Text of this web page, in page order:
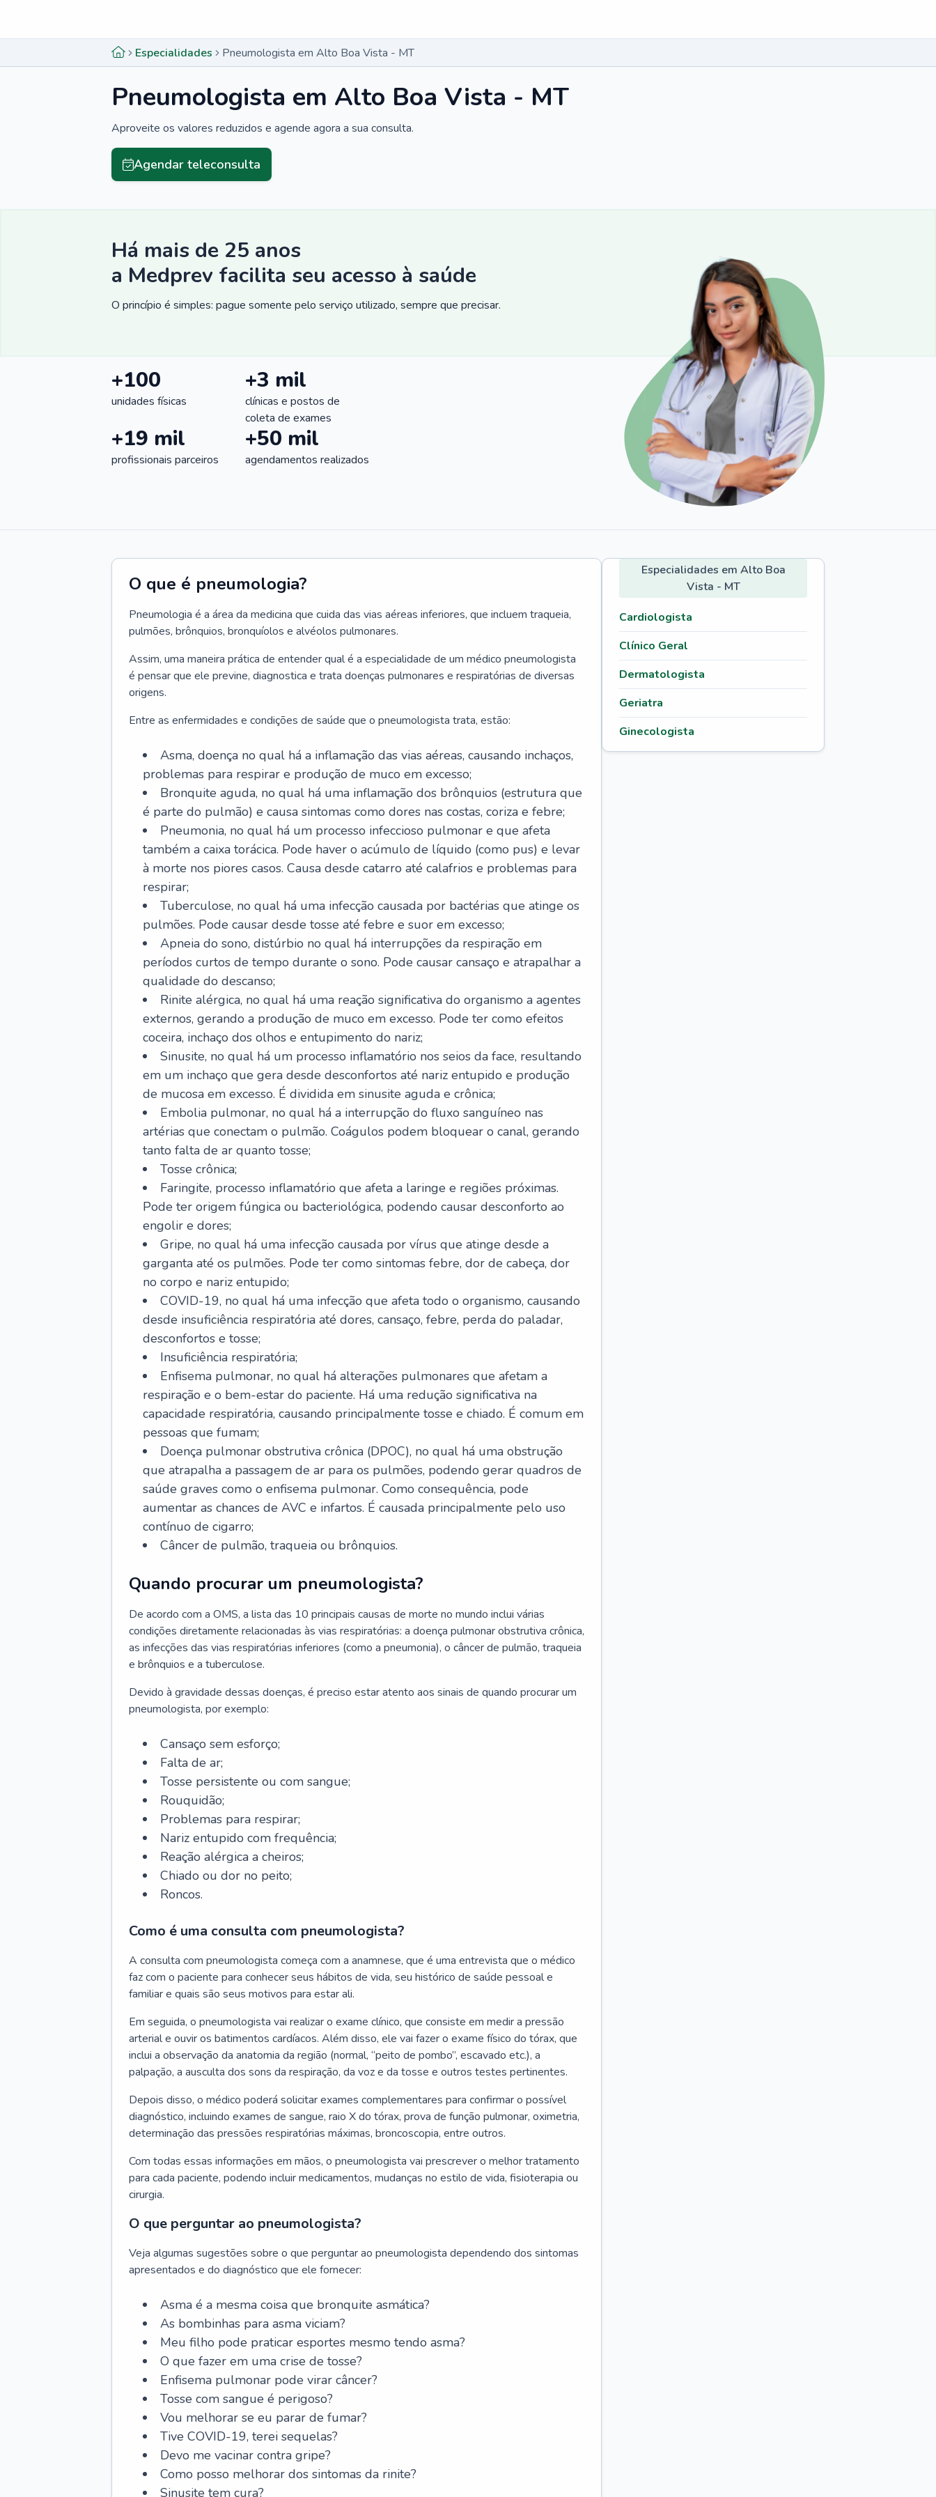
Especialidades Pneumologista em Alto Boa Vista - MT
Pneumologista em Alto Boa Vista - MT
Aproveite os valores reduzidos e agende agora a sua consulta.
Agendar teleconsulta
Há mais de 25 anos
a Medprev facilita seu acesso à saúde
O princípio é simples: pague somente pelo serviço utilizado, sempre que precisar.
+100
unidades físicas
+3 mil
clínicas e postos de
coleta de exames
+19 mil
profissionais parceiros
+50 mil
agendamentos realizados
O que é pneumologia?
Pneumologia é a área da medicina que cuida das vias aéreas inferiores, que incluem traqueia,
pulmões, brônquios, bronquíolos e alvéolos pulmonares.
Assim, uma maneira prática de entender qual é a especialidade de um médico pneumologista
é pensar que ele previne, diagnostica e trata doenças pulmonares e respiratórias de diversas
origens.
Entre as enfermidades e condições de saúde que o pneumologista trata, estão:
Asma, doença no qual há a inflamação das vias aéreas, causando inchaços,
problemas para respirar e produção de muco em excesso;
Bronquite aguda, no qual há uma inflamação dos brônquios (estrutura que
é parte do pulmão) e causa sintomas como dores nas costas, coriza e febre;
Pneumonia, no qual há um processo infeccioso pulmonar e que afeta
também a caixa torácica. Pode haver o acúmulo de líquido (como pus) e levar
à morte nos piores casos. Causa desde catarro até calafrios e problemas para
respirar;
Tuberculose, no qual há uma infecção causada por bactérias que atinge os
pulmões. Pode causar desde tosse até febre e suor em excesso;
Apneia do sono, distúrbio no qual há interrupções da respiração em
períodos curtos de tempo durante o sono. Pode causar cansaço e atrapalhar a
qualidade do descanso;
Rinite alérgica, no qual há uma reação significativa do organismo a agentes
externos, gerando a produção de muco em excesso. Pode ter como efeitos
coceira, inchaço dos olhos e entupimento do nariz;
Sinusite, no qual há um processo inflamatório nos seios da face, resultando
em um inchaço que gera desde desconfortos até nariz entupido e produção
de mucosa em excesso. É dividida em sinusite aguda e crônica;
Embolia pulmonar, no qual há a interrupção do fluxo sanguíneo nas
artérias que conectam o pulmão. Coágulos podem bloquear o canal, gerando
tanto falta de ar quanto tosse;
Tosse crônica;
Faringite, processo inflamatório que afeta a laringe e regiões próximas.
Pode ter origem fúngica ou bacteriológica, podendo causar desconforto ao
engolir e dores;
Gripe, no qual há uma infecção causada por vírus que atinge desde a
garganta até os pulmões. Pode ter como sintomas febre, dor de cabeça, dor
no corpo e nariz entupido;
COVID-19, no qual há uma infecção que afeta todo o organismo, causando
desde insuficiência respiratória até dores, cansaço, febre, perda do paladar,
desconfortos e tosse;
Insuficiência respiratória;
Enfisema pulmonar, no qual há alterações pulmonares que afetam a
respiração e o bem-estar do paciente. Há uma redução significativa na
capacidade respiratória, causando principalmente tosse e chiado. É comum em
pessoas que fumam;
Doença pulmonar obstrutiva crônica (DPOC), no qual há uma obstrução
que atrapalha a passagem de ar para os pulmões, podendo gerar quadros de
saúde graves como o enfisema pulmonar. Como consequência, pode
aumentar as chances de AVC e infartos. É causada principalmente pelo uso
contínuo de cigarro;
Câncer de pulmão, traqueia ou brônquios.
Quando procurar um pneumologista?
De acordo com a OMS, a lista das 10 principais causas de morte no mundo inclui várias
condições diretamente relacionadas às vias respiratórias: a doença pulmonar obstrutiva crônica,
as infecções das vias respiratórias inferiores (como a pneumonia), o câncer de pulmão, traqueia
e brônquios e a tuberculose.
Devido à gravidade dessas doenças, é preciso estar atento aos sinais de quando procurar um
pneumologista, por exemplo:
Cansaço sem esforço;
Falta de ar;
Tosse persistente ou com sangue;
Rouquidão;
Problemas para respirar;
Nariz entupido com frequência;
Reação alérgica a cheiros;
Chiado ou dor no peito;
Roncos.
Como é uma consulta com pneumologista?
A consulta com pneumologista começa com a anamnese, que é uma entrevista que o médico
faz com o paciente para conhecer seus hábitos de vida, seu histórico de saúde pessoal e
familiar e quais são seus motivos para estar ali.
Em seguida, o pneumologista vai realizar o exame clínico, que consiste em medir a pressão
arterial e ouvir os batimentos cardíacos. Além disso, ele vai fazer o exame físico do tórax, que
inclui a observação da anatomia da região (normal, “peito de pombo”, escavado etc.), a
palpação, a ausculta dos sons da respiração, da voz e da tosse e outros testes pertinentes.
Depois disso, o médico poderá solicitar exames complementares para confirmar o possível
diagnóstico, incluindo exames de sangue, raio X do tórax, prova de função pulmonar, oximetria,
determinação das pressões respiratórias máximas, broncoscopia, entre outros.
Com todas essas informações em mãos, o pneumologista vai prescrever o melhor tratamento
para cada paciente, podendo incluir medicamentos, mudanças no estilo de vida, fisioterapia ou
cirurgia.
O que perguntar ao pneumologista?
Veja algumas sugestões sobre o que perguntar ao pneumologista dependendo dos sintomas
apresentados e do diagnóstico que ele fornecer:
Asma é a mesma coisa que bronquite asmática?
As bombinhas para asma viciam?
Meu filho pode praticar esportes mesmo tendo asma?
O que fazer em uma crise de tosse?
Enfisema pulmonar pode virar câncer?
Tosse com sangue é perigoso?
Vou melhorar se eu parar de fumar?
Tive COVID-19, terei sequelas?
Devo me vacinar contra gripe?
Como posso melhorar dos sintomas da rinite?
Sinusite tem cura?
Especialidades em Alto Boa
Vista - MT
Cardiologista
Clínico Geral
Dermatologista
Geriatra
Ginecologista